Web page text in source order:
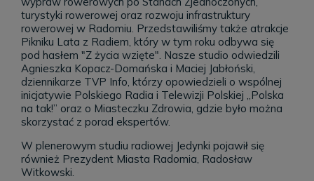
turystyki rowerowej oraz rozwoju infrastruktury
rowerowej w Radomiu. Przedstawiliśmy także atrakcje
Pikniku Lata z Radiem, który w tym roku odbywa się
pod hasłem "Z życia wzięte". Nasze studio odwiedzili
Agnieszka Kopacz-Domańska i Maciej Jabłoński,
dziennikarze TVP Info, którzy opowiedzieli o wspólnej
inicjatywie Polskiego Radia i Telewizji Polskiej „Polska
na tak!” oraz o Miasteczku Zdrowia, gdzie było można
skorzystać z porad ekspertów.
W plenerowym studiu radiowej Jedynki pojawił się
również Prezydent Miasta Radomia, Radosław
Witkowski.